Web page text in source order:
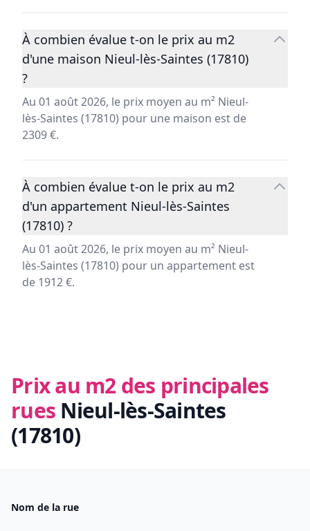
À combien évalue t-on le prix au m2
d'une maison Nieul-lès-Saintes (17810)
?
Au 01 août 2026, le prix moyen au m² Nieul-
lès-Saintes (17810) pour une maison est de
2309 €.
À combien évalue t-on le prix au m2
d'un appartement Nieul-lès-Saintes
(17810) ?
Au 01 août 2026, le prix moyen au m² Nieul-
lès-Saintes (17810) pour un appartement est
de 1912 €.
Prix au m2 des principales
rues Nieul-lès-Saintes
(17810)
Nom de la rue